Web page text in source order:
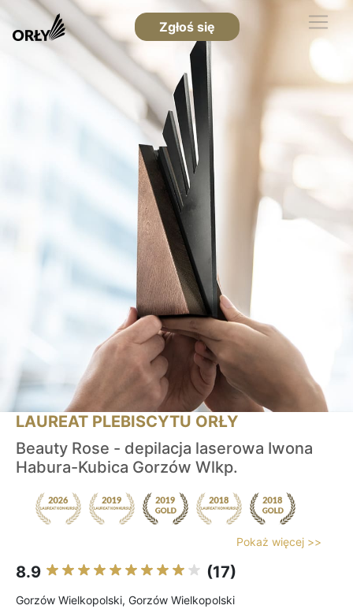
Zgłoś się
LAUREAT PLEBISCYTU ORŁY
Beauty Rose - depilacja laserowa Iwona
Habura-Kubica Gorzów Wlkp.
Pokaż więcej >>
8.9 (17)
Gorzów Wielkopolski, Gorzów Wielkopolski